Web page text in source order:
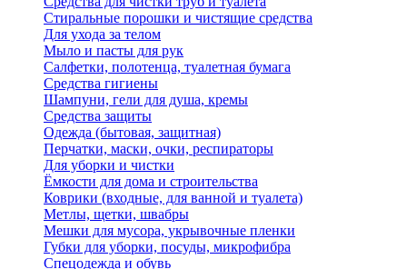
Стиральные порошки и чистящие средства
Для ухода за телом
Мыло и пасты для рук
Салфетки, полотенца, туалетная бумага
Средства гигиены
Шампуни, гели для душа, кремы
Средства защиты
Одежда (бытовая, защитная)
Перчатки, маски, очки, респираторы
Для уборки и чистки
Ёмкости для дома и строительства
Коврики (входные, для ванной и туалета)
Метлы, щетки, швабры
Мешки для мусора, укрывочные пленки
Губки для уборки, посуды, микрофибра
Спецодежда и обувь